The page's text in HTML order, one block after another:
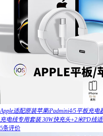
Apple适配原装苹果iPadmini4/5平板充电
充电线专用套装 30W快充头+2米PD线
5条评价